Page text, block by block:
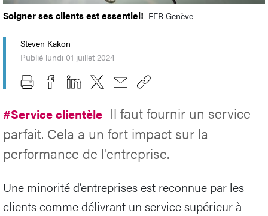
Soigner ses clients est essentiel! FER Genève
Steven Kakon
Publié lundi 01 juillet 2024
#Service clientèle Il faut fournir un service
parfait. Cela a un fort impact sur la
performance de l'entreprise.
Une minorité d’entreprises est reconnue par les
clients comme délivrant un service supérieur à